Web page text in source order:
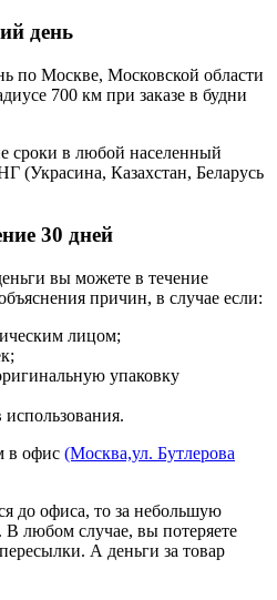
день
по Москве, Московской области
700 км при заказе в будни
сроки в любой населенный
(Украсина, Казахстан, Беларусь
30 дней
вы можете в течение
причин, в случае если:
лицом;
упаковку
использования.
в офис (Москва,ул. Бутлерова
до офиса, то за небольшую
любом случае, вы потеряете
А деньги за товар